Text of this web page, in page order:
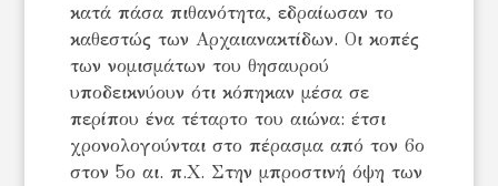
κατά πάσα πιθανότητα, εδραίωσαν το
καθεστώς των Αρχαιανακτίδων. Οι κοπές
των νομισμάτων του θησαυρού
υποδεικνύουν ότι κόπηκαν μέσα σε
περίπου ένα τέταρτο του αιώνα: έτσι
χρονολογούνται στο πέρασμα από τον 6ο
στον 5ο αι. π.Χ. Στην μπροστινή όψη των